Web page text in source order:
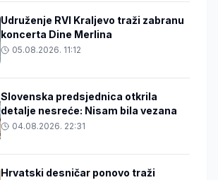
Udruženje RVI Kraljevo traži zabranu
koncerta Dine Merlina
05.08.2026. 11:12
Slovenska predsjednica otkrila
detalje nesreće: Nisam bila vezana
04.08.2026. 22:31
Hrvatski desničar ponovo traži